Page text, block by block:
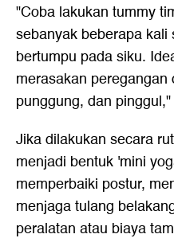
"Coba lakukan tummy
sebanyak beberapa
bertumpu pada siku.
merasakan
punggung, dan
Jika dilakukan secara
menjadi bentuk 'mini
memperbaiki postur,
menjaga tulang
peralatan atau biaya